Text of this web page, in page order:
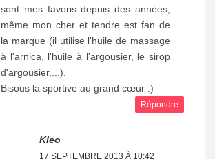
sont mes favoris depuis des années,
même mon cher et tendre est fan de
la marque (il utilise l'huile de massage
à l'arnica, l'huile à l'argousier, le sirop
d'argousier,...).
Bisous la sportive au grand cœur :)
Répondre
Kleo
17 SEPTEMBRE 2013 À 10:42